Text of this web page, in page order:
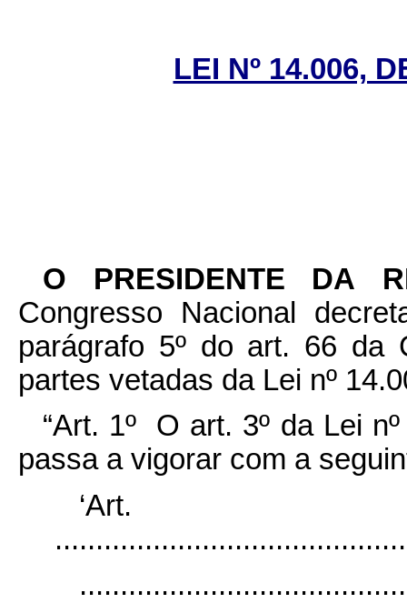
LEI Nº 14.006,
O PRESIDENTE DA
Congresso Nacional
parágrafo 5º do art. 66 da
partes vetadas da Lei nº
“Art. 1º O art. 3º da Lei
passa a vigorar com a